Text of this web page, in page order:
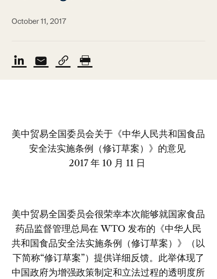
October 11, 2017
美中贸易全国委员会关于《中华人民共和国食品
安全法实施条例（修订草案）》的意见
2017 年 10 月 11 日
美中贸易全国委员会很荣幸本次能够就国家食品
药品监督管理总局在 WTO 发布的《中华人民
共和国食品安全法实施条例（修订草案）》（以
下简称“修订草案”）提供详细反馈。此举体现了
中国政府为增强政策制定和立法过程的透明度所